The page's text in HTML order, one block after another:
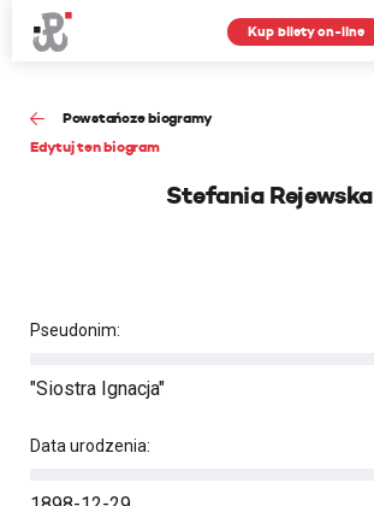
Kup bilety on-line
Powstańcze biogramy
Edytuj ten biogram
Stefania Rejewska
Pseudonim:
"Siostra Ignacja"
Data urodzenia: